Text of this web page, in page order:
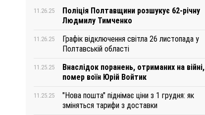
11.26.25
Поліція Полтавщини розшукує 62-річну
Людмилу Тимченко
11.26.25
Графік відключення світла 26 листопада у
Полтавській області
11.25.25
Внаслідок поранень, отриманих на війні,
помер воїн Юрій Войтик
11.25.25
"Нова пошта" піднімає ціни з 1 грудня: як
зміняться тарифи з доставки